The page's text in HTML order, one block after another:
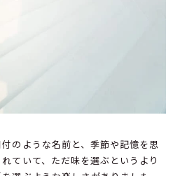
のような名前と、季節や記憶を思
ていて、ただ味を選ぶというより